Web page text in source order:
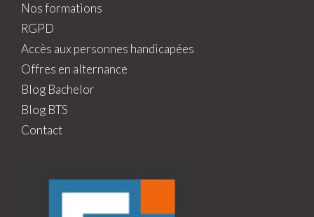
Nos formations
RGPD
Accès aux personnes handicapées
Offres en alternance
Blog Bachelor
Blog BTS
Contact